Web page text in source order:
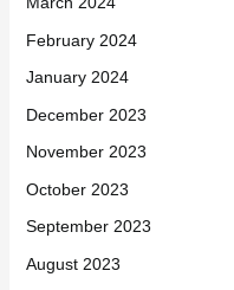
February 2024
January 2024
December 2023
November 2023
October 2023
September 2023
August 2023